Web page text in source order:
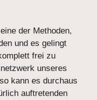
der Methoden,
und es gelingt
frei zu
unseres
kann es durchaus
auftretenden